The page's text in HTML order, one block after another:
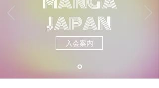
JAPAN
入会案内